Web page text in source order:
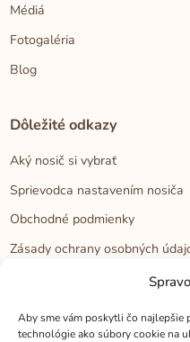
Aby sme vám poskytli čo najlepšie
technológie ako súbory cookie na
Médiá
Fotogaléria
Blog
Dôležité odkazy
Aký nosič si vybrať
Sprievodca nastavením nosiča
Obchodné podmienky
Zásady ochrany osobných